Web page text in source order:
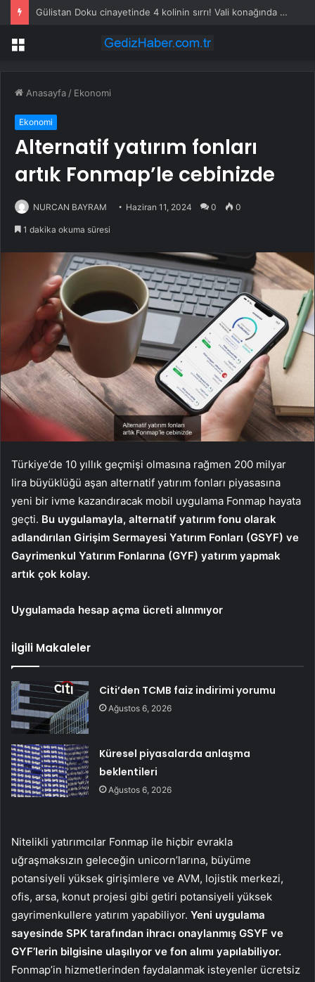
Gülistan Doku cinayetinde 4 kolinin sırrı! Vali konağında neler yaşandı?
Menü
Anasayfa / Ekonomi
Ekonomi
Alternatif yatırım fonları
artık Fonmap’le cebinizde
NURCAN BAYRAM Haziran 11, 2024 0 0
1 dakika okuma süresi
Türkiye’de 10 yıllık geçmişi olmasına rağmen 200 milyar
lira büyüklüğü aşan alternatif yatırım fonları piyasasına
yeni bir ivme kazandıracak mobil uygulama Fonmap hayata
geçti. Bu uygulamayla, alternatif yatırım fonu olarak
adlandırılan Girişim Sermayesi Yatırım Fonları (GSYF) ve
Gayrimenkul Yatırım Fonlarına (GYF) yatırım yapmak
artık çok kolay.
Uygulamada hesap açma ücreti alınmıyor
İlgili Makaleler
Citi’den TCMB faiz indirimi yorumu
Ağustos 6, 2026
Küresel piyasalarda anlaşma
beklentileri
Ağustos 6, 2026
Nitelikli yatırımcılar Fonmap ile hiçbir evrakla
uğraşmaksızın geleceğin unicorn’larına, büyüme
potansiyeli yüksek girişimlere ve AVM, lojistik merkezi,
ofis, arsa, konut projesi gibi getiri potansiyeli yüksek
gayrimenkullere yatırım yapabiliyor. Yeni uygulama
sayesinde SPK tarafından ihracı onaylanmış GSYF ve
GYF’lerin bilgisine ulaşılıyor ve fon alımı yapılabiliyor.
Fonmap’in hizmetlerinden faydalanmak isteyenler ücretsiz